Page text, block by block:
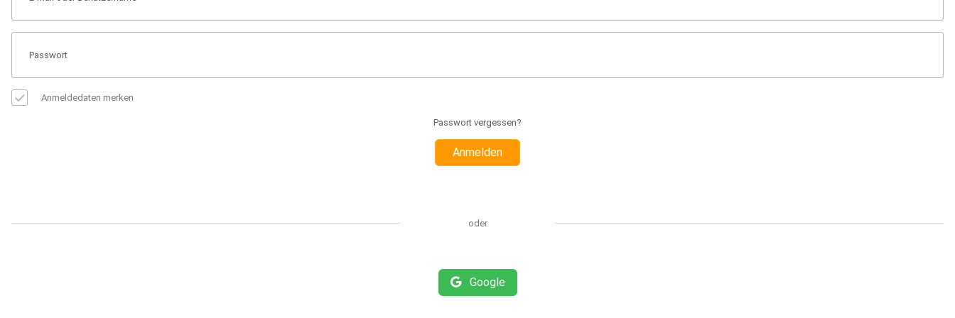
Anmeldedaten merken
Passwort vergessen?
Anmelden
oder
Google